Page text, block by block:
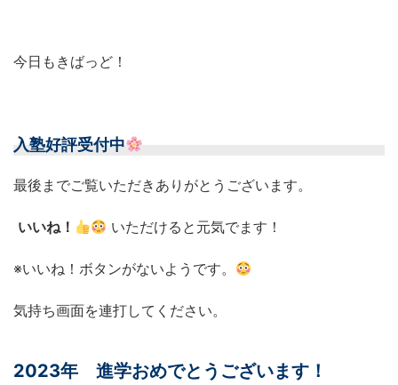
今日もきばっど！
入塾好評受付中
最後までご覧いただきありがとうございます。
いいね！ いただけると元気でます！
※いいね！ボタンがないようです。
気持ち画面を連打してください。
2023年 進学おめでとうございます！